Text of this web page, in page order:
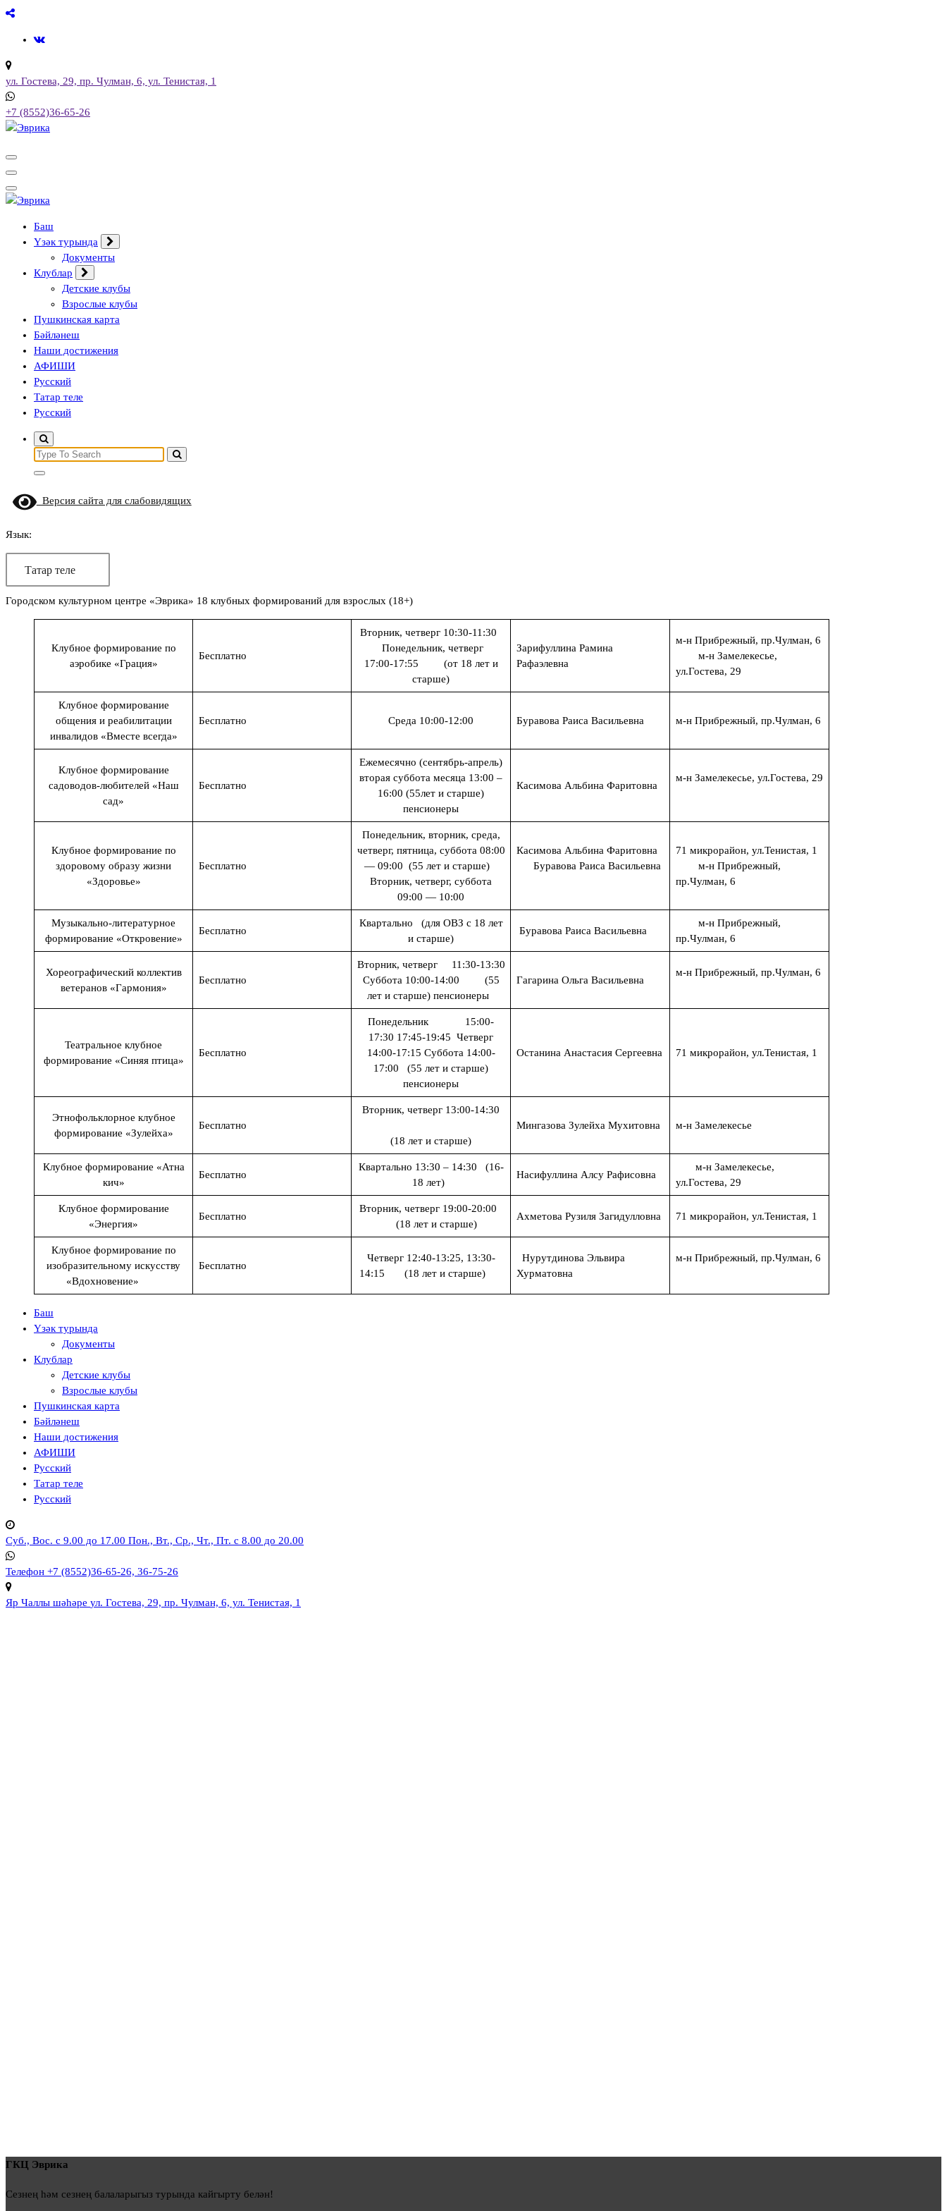
Skip
content
ул. Гостева, 29, пр. Чулман, 6, ул. Тенистая, 1
+7 (8552)36-65-26
Городской культурный центр, г. Набережные Челны
Городской культурный центр, г. Набережные Челны
Баш
Үзәк турында
Документы
Клублар
Детские клубы
Взрослые клубы
Пушкинская карта
Бәйләнеш
Наши достижения
АФИШИ
Русский
Татар теле
Русский
Search
for:
Версия сайта для слабовидящих
Язык:
Татар теле
Городском культурном центре «Эврика» 18 клубных формирований для взрослых (18+)
Клубное формирование по
аэробике «Грация»
Бесплатно
Вторник, четверг 10:30-11:30
Понедельник, четверг
17:00-17:55 (от 18 лет и
старше)
Зарифуллина Рамина
Рафаэлевна
м-н Прибрежный, пр.Чулман, 6
м-н Замелекесье,
ул.Гостева, 29
Клубное формирование
общения и реабилитации
инвалидов «Вместе всегда»
Бесплатно Среда 10:00-12:00 Буравова Раиса Васильевна м-н Прибрежный, пр.Чулман, 6
Клубное формирование
садоводов-любителей «Наш
сад»
Бесплатно
Ежемесячно (сентябрь-апрель)
вторая суббота месяца 13:00 –
16:00 (55лет и старше)
пенсионеры
Касимова Альбина Фаритовна
м-н Замелекесье, ул.Гостева, 29
Клубное формирование по
здоровому образу жизни
«Здоровье»
Бесплатно
Понедельник, вторник, среда,
четверг, пятница, суббота 08:00
— 09:00 (55 лет и старше)
Вторник, четверг, суббота
09:00 — 10:00
Касимова Альбина Фаритовна
Буравова Раиса Васильевна
71 микрорайон, ул.Тенистая, 1
м-н Прибрежный,
пр.Чулман, 6
Музыкально-литературное
формирование «Откровение»
Бесплатно
Квартально (для ОВЗ с 18 лет
и старше)
Буравова Раиса Васильевна
м-н Прибрежный,
пр.Чулман, 6
Хореографический коллектив
ветеранов «Гармония»
Бесплатно
Вторник, четверг 11:30-13:30
Суббота 10:00-14:00 (55
лет и старше) пенсионеры
Гагарина Ольга Васильевна
м-н Прибрежный, пр.Чулман, 6
Театральное клубное
формирование «Синяя птица»
Бесплатно
Понедельник 15:00-
17:30 17:45-19:45 Четверг
14:00-17:15 Суббота 14:00-
17:00 (55 лет и старше)
пенсионеры
Останина Анастасия Сергеевна 71 микрорайон, ул.Тенистая, 1
Этнофольклорное клубное
формирование «Зулейха»
Бесплатно
Вторник, четверг 13:00-14:30
(18 лет и старше)
Мингазова Зулейха Мухитовна м-н Замелекесье
Клубное формирование «Атна
кич»
Бесплатно
Квартально 13:30 – 14:30 (16-
18 лет)
Насифуллина Алсу Рафисовна
м-н Замелекесье,
ул.Гостева, 29
Клубное формирование
«Энергия»
Бесплатно
Вторник, четверг 19:00-20:00
(18 лет и старше)
Ахметова Рузиля Загидулловна 71 микрорайон, ул.Тенистая, 1
Клубное формирование по
изобразительному искусству
«Вдохновение»
Бесплатно
Четверг 12:40-13:25, 13:30-
14:15 (18 лет и старше)
Нурутдинова Эльвира
Хурматовна
м-н Прибрежный, пр.Чулман, 6
Баш
Үзәк турында
Документы
Клублар
Детские клубы
Взрослые клубы
Пушкинская карта
Бәйләнеш
Наши достижения
АФИШИ
Русский
Татар теле
Русский
Суб., Вос. с 9.00 до 17.00 Пон., Вт., Ср., Чт., Пт. с 8.00 до 20.00
Телефон +7 (8552)36-65-26, 36-75-26
Яр Чаллы шәһәре ул. Гостева, 29, пр. Чулман, 6, ул. Тенистая, 1
ГКЦ Эврика
Сезнең һәм сезнең балаларыгыз турында кайгырту белән!